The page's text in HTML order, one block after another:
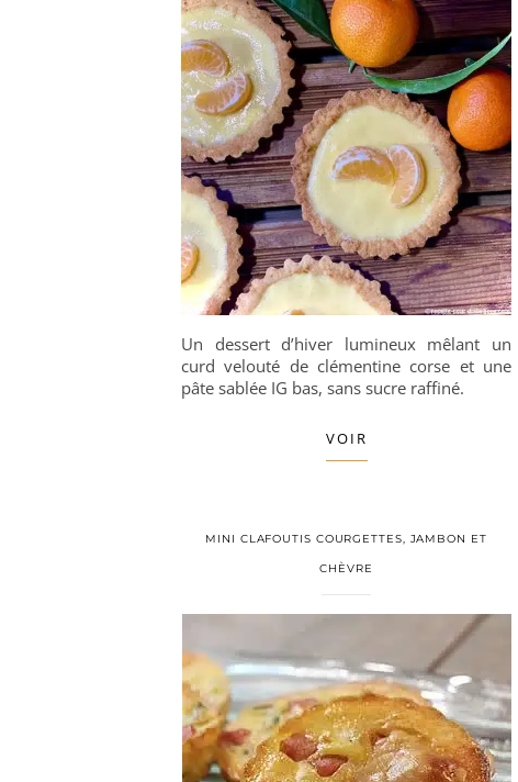
Un dessert d’hiver lumineux mêlant un
curd velouté de clémentine corse et une
pâte sablée IG bas, sans sucre raffiné.
VOIR
MINI CLAFOUTIS COURGETTES, JAMBON ET
CHÈVRE